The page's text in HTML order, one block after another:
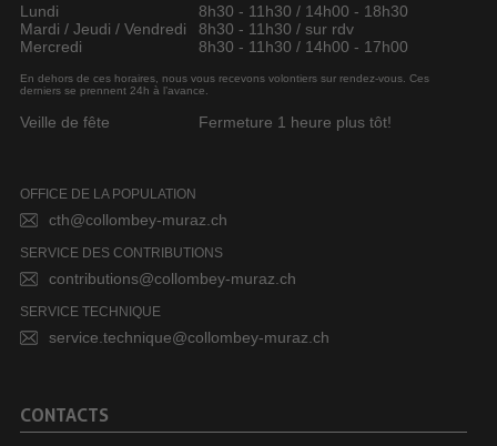
Lundi
8h30 - 11h30 / 14h00 - 18h30
Mardi / Jeudi / Vendredi
8h30 - 11h30 / sur rdv
Mercredi
8h30 - 11h30 / 14h00 - 17h00
En dehors de ces horaires, nous vous recevons volontiers sur rendez-vous. Ces
derniers se prennent 24h à l’avance.
Veille de fête Fermeture 1 heure plus tôt!
OFFICE DE LA POPULATION
cth@collombey-muraz.ch
SERVICE DES CONTRIBUTIONS
contributions@collombey-muraz.ch
SERVICE TECHNIQUE
service.technique@collombey-muraz.ch
CONTACTS